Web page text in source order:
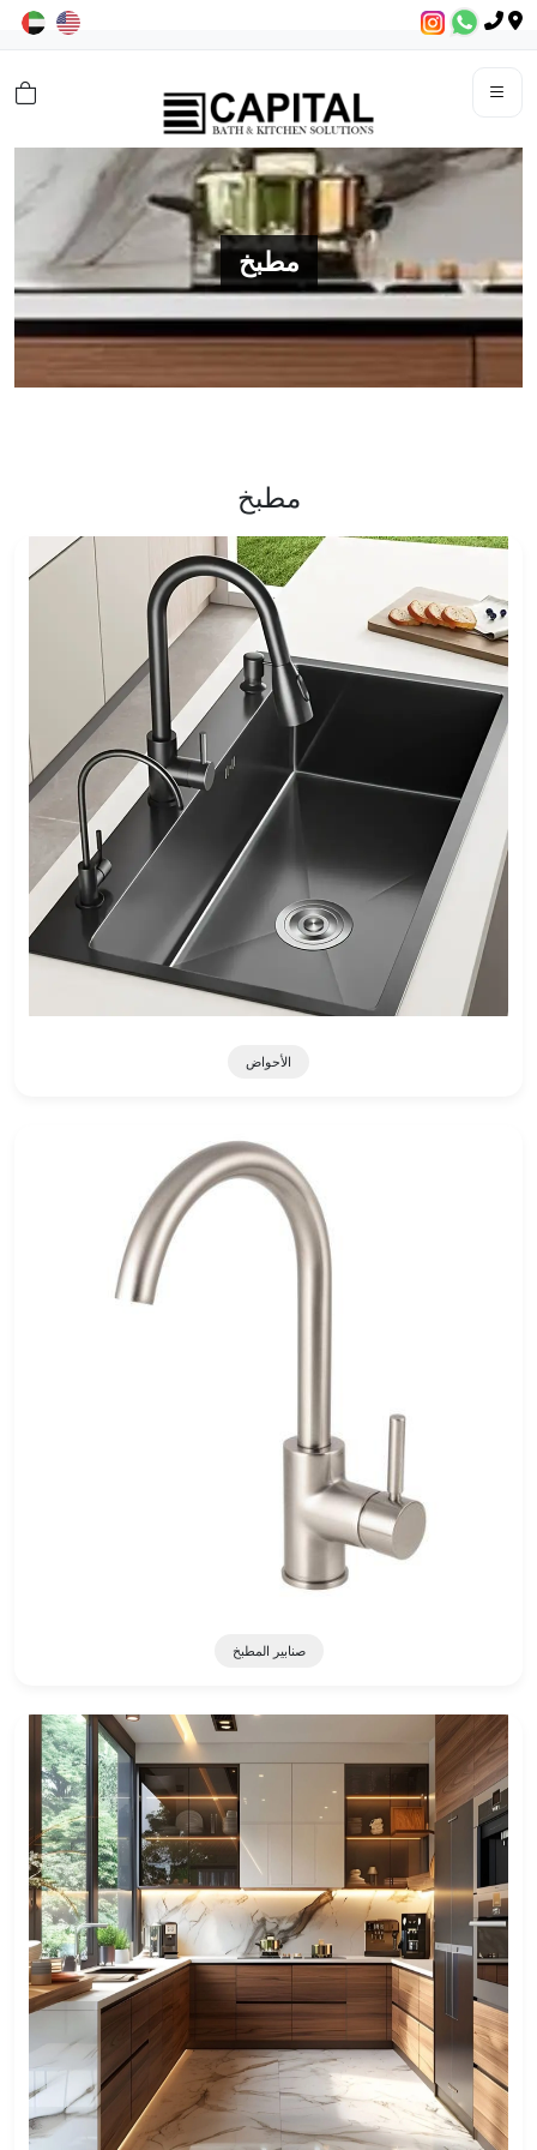
مطبخ
مطبخ
الأحواض
صنابير المطبخ